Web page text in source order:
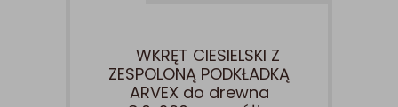
WKRĘT CIESIELSKI Z
ZESPOLONĄ PODKŁADKĄ
ARVEX do drewna